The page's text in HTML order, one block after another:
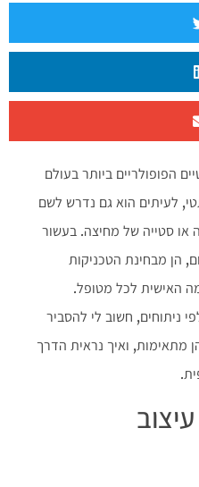
הפופולריים ביותר בעולם
לעיתים הוא גם נדרש לשם
או סטייה של מחיצה. בעשור
הן מבחינת הטכניקות
האישית לכל מטופל.
ניתוחים, חשוב לי להסביר
מתאימות, ואיך נראית הדרך